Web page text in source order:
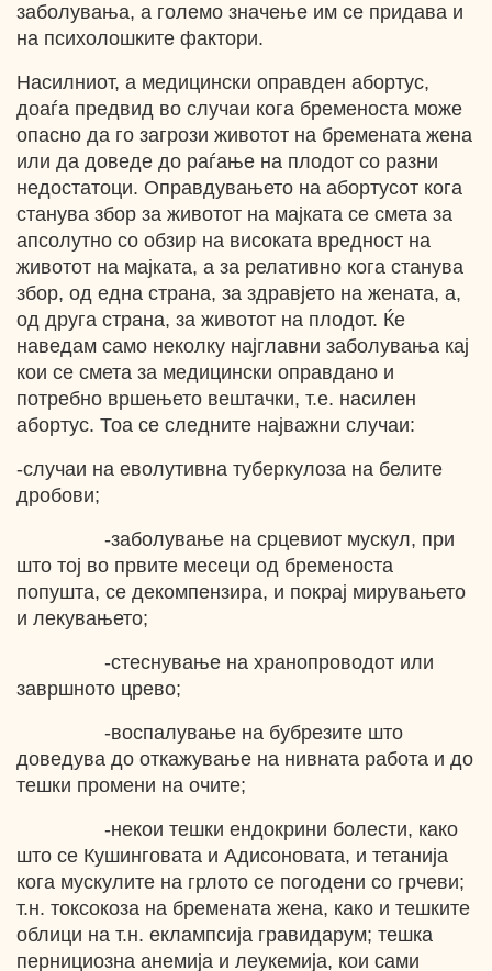
заболувања, а големо значење им се придава и
на психолошките фактори.
Насилниот, а медицински оправден абортус,
доаѓа предвид во случаи кога бременоста може
опасно да го загрози животот на бремената жена
или да доведе до раѓање на плодот со разни
недостатоци. Оправдувањето на абортусот кога
станува збор за животот на мајката се смета за
апсолутно со обзир на високата вредност на
животот на мајката, а за релативно кога станува
збор, од една страна, за здравјето на жената, а,
од друга страна, за животот на плодот. Ќе
наведам само неколку најглавни заболувања кај
кои се смета за медицински оправдано и
потребно вршењето вештачки, т.е. насилен
абортус. Тоа се следните најважни случаи:
-случаи на еволутивна туберкулоза на белите
дробови;
-заболување на срцевиот мускул, при
што тој во првите месеци од бременоста
попушта, се декомпензира, и покрај мирувањето
и лекувањето;
-стеснување на хранопроводот или
завршното црево;
-воспалување на бубрезите што
доведува до откажување на нивната работа и до
тешки промени на очите;
-некои тешки ендокрини болести, како
што се Кушинговата и Адисоновата, и тетанија
кога мускулите на грлото се погодени со грчеви;
т.н. токсокоза на бремената жена, како и тешките
облици на т.н. еклампсија гравидарум; тешка
пернициозна анемија и леукемија, кои сами